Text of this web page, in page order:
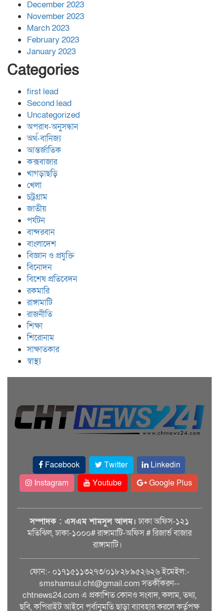
December 2023
November 2023
March 2023
February 2023
January 2023
Categories
first lead
Second lead
Uncategorized
অপরাধ-অনুসন্ধান
অর্থ-বানিজ্য
আন্তর্জাতিক
কক্সবাজার
খাগড়াছড়ি
খেলা
চট্রগ্রাম
জাতীয়
পর্যটন
বান্দরবান
বাংলাদেশ
বিজ্ঞান ও প্রযুক্তি
বিনোদন
বিশেষ প্রতিবেদন
রকমারি
রাঙ্গামাটি
রাজনীতি
শিক্ষা
শিরোনাম
সাক্ষাতকার
স্বাস্থ্য
Facebook Twitter
Linkedin
Instagram
Youtube Google Plus
সম্পাদক : এসএম শামসুল আলম। ঢাকা অফিস-১২১
মতিঝিল, ঢাকা-১০০০# রাঙ্গামাটি-অফিস # রিজার্ভ বাজার
রাঙ্গামাটি।
ফোন:- ০১৭১৫১১৩২৭৩/০১৮২৮৯৫২৬২৬ ইমেইল:-
smshamsul.cht@gmail.com সতর্কীকরণ--
chtnews24.com এ প্রকাশিত কোনও সংবাদ, কলাম, তথ্য,
ছবি, কপিরাইট আইনে পূর্বানুমতি ছাড়া ব্যাবহার করলে কর্তৃপক্ষ